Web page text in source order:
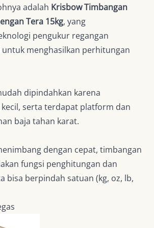
adalah Krisbow Timbangan
Tera 15kg, yang
pengukur regangan
menghasilkan perhitungan
dipindahkan karena
serta terdapat platform dan
baja tahan karat.
dengan cepat, timbangan
fungsi penghitungan dan
bisa berpindah satuan (kg, oz, lb,